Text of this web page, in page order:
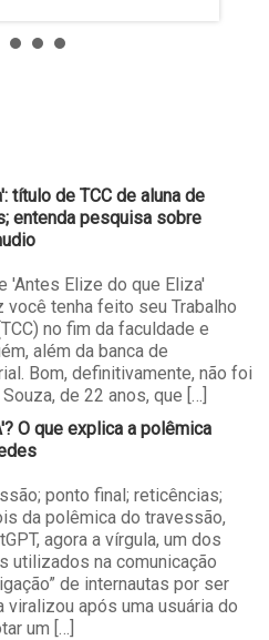
título de TCC de aluna de
entenda pesquisa sobre
'Antes Elize do que Eliza'
tenha feito seu Trabalho
no fim da faculdade e
além da banca de
Bom, definitivamente, não foi
de 22 anos, que […]
O que explica a polêmica
ponto final; reticências;
da polêmica do travessão,
agora a vírgula, um dos
utilizados na comunicação
de internautas por ser
viralizou após uma usuária do
um […]